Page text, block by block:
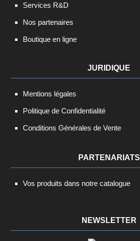
Services R&D
Nos partenaires
Boutique en ligne
JURIDIQUE
Mentions légales
Politique de Confidentialité
Conditions Générales de Vente
PARTENARIATS
Vos produits dans notre catalogue
NEWSLETTER